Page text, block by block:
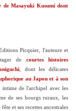
de Masayuki Kusumi dont
Picquier, l'auteure et
de courtes histoires
, dont les délicates
au Japon et à son
intime de l'archipel avec les
de ses bourgs ruraux, les
et ses recettes ancestrales